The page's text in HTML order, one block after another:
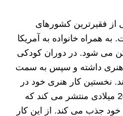
از فقیرترین کشورهای
به همراه خانواده به آمریکا
می شود. در دوران کودکی
هنری داشته و سپس به سمت
نخستین کار هنری خود در
این زمینه را در سال 2007 میلادی منتشر می کند که
جذب می کند. از این کار